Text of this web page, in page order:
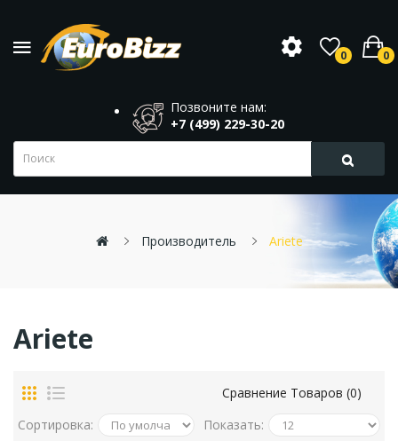
0 0
Позвоните нам:
+7 (499) 229-30-20
Производитель Ariete
Ariete
Сравнение Товаров (0)
Сортировка:
Показать: